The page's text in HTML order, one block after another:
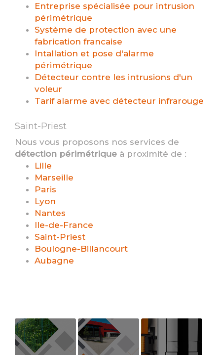
Entreprise spécialisée pour intrusion
périmétrique
Système de protection avec une
fabrication francaise
Intallation et pose d'alarme
périmétrique
Détecteur contre les intrusions d'un
voleur
Tarif alarme avec détecteur infrarouge
Saint-Priest
Nous vous proposons nos services de
détection périmétrique à proximité de :
Lille
Marseille
Paris
Lyon
Nantes
Ile-de-France
Saint-Priest
Boulogne-Billancourt
Aubagne